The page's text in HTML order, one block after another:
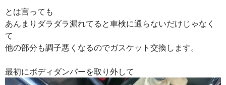
とは言っても
あんまりダラダラ漏れてると車検に通らないだけじゃなく
て
他の部分も調子悪くなるのでガスケット交換します。
最初にボディダンパーを取り外して